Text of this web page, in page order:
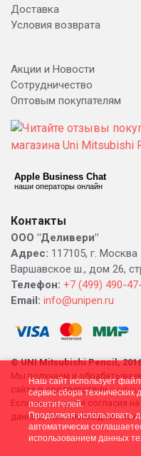
Доставка
Условия возврата
Акции и Новости
Сотрудничество
Оптовым покупателям
Контакты
ООО "Деливери"
Адрес: 117105, г. Москва
Варшавское ш., дом 26,
Телефон: +7 (499) 490-
Email: info@unipen.ru
© UNI Mitsubishi Pencil,
Мы получаем и
сайта в соответствиис
Если вы не даете согласия
данных, вам необходимо
Наш сайт использует
сервис сбора технических
посетителей.
Продолжая использовать
автоматически
использованием данных